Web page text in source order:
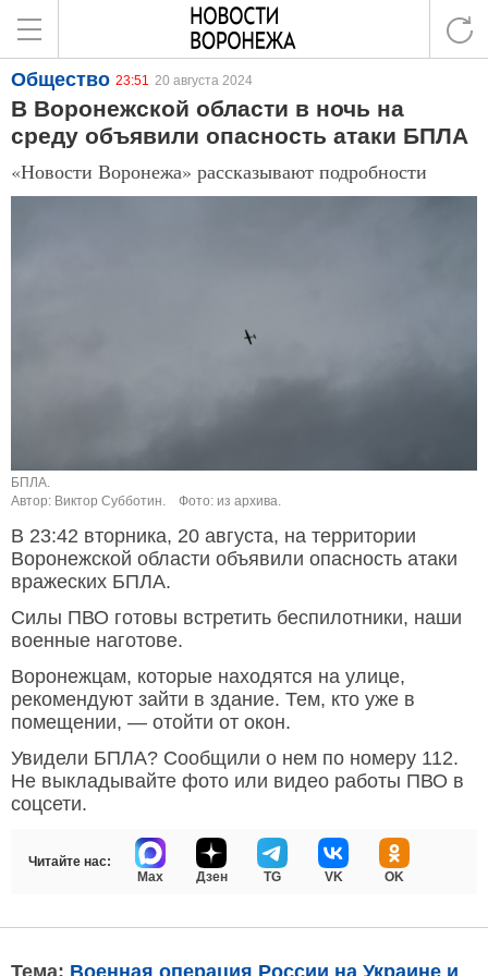
Общество 23:51 20 августа 2024
В Воронежской области в ночь на
среду объявили опасность атаки БПЛА
«Новости Воронежа» рассказывают подробности
БПЛА.
Автор: Виктор Субботин.
Фото: из архива.
В 23:42 вторника, 20 августа, на территории
Воронежской области объявили опасность атаки
вражеских БПЛА.
Силы ПВО готовы встретить беспилотники, наши
военные наготове.
Воронежцам, которые находятся на улице,
рекомендуют зайти в здание. Тем, кто уже в
помещении, — отойти от окон.
Увидели БПЛА? Сообщили о нем по номеру 112.
Не выкладывайте фото или видео работы ПВО в
соцсети.
Читайте нас:
Max
Дзен TG VK OK